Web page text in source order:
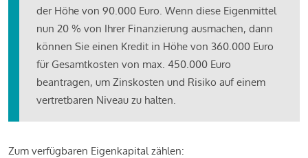
der Höhe von 90.000 Euro. Wenn diese Eigenmittel
nun 20 % von Ihrer Finanzierung ausmachen, dann
können Sie einen Kredit in Höhe von 360.000 Euro
für Gesamtkosten von max. 450.000 Euro
beantragen, um Zinskosten und Risiko auf einem
vertretbaren Niveau zu halten.
Zum verfügbaren Eigenkapital zählen: